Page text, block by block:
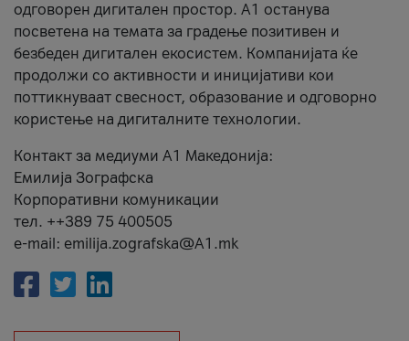
одговорен дигитален простор. А1 останува
посветена на темата за градење позитивен и
безбеден дигитален екосистем. Компанијата ќе
продолжи со активности и иницијативи кои
поттикнуваат свесност, образование и одговорно
користење на дигиталните технологии.
Контакт за медиуми А1 Македонија:
Емилија Зографска
Корпоративни комуникации
тел. ++389 75 400505
e-mail: emilija.zografska@A1.mk